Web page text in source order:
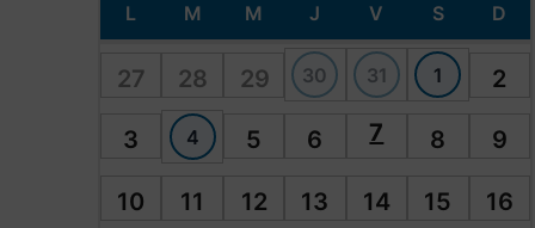
L M M J V S D
27 28 29 30 31 1 2
3 4 5 6 7 8 9
10 11 12 13 14 15 16